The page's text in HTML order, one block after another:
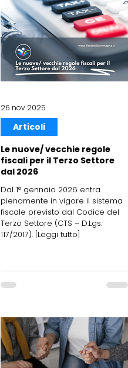
Le nuove/ vecchie regole
fiscali per il Terzo Settore
dal 2026
Dal 1° gennaio 2026 entra
pienamente in vigore il sistema
fiscale previsto dal Codice del
Terzo Settore (CTS – D.Lgs.
117/2017). [Leggi tutto]
Articoli
26 nov 2025